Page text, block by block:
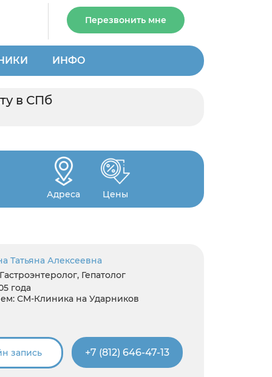
Перезвонить мне
ИНФО
в СПб
Адреса Цены
Татьяна Алексеевна
Гепатолог
года
СМ-Клиника на Ударников
запись +7 (812) 646-47-13